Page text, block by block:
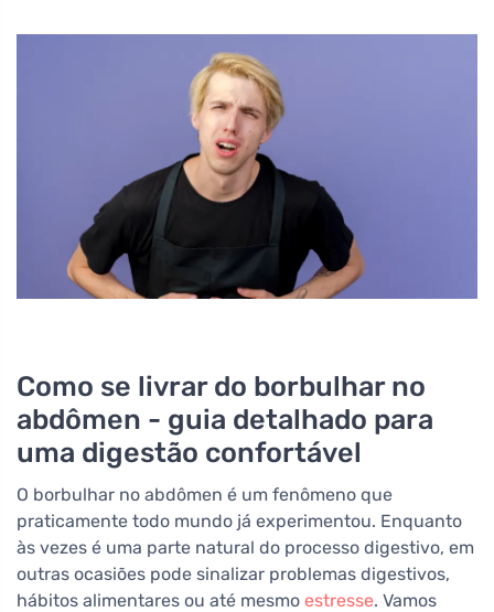
Como se livrar do borbulhar no
abdômen - guia detalhado para
uma digestão confortável
O borbulhar no abdômen é um fenômeno que
praticamente todo mundo já experimentou. Enquanto
às vezes é uma parte natural do processo digestivo, em
outras ocasiões pode sinalizar problemas digestivos,
hábitos alimentares ou até mesmo estresse. Vamos